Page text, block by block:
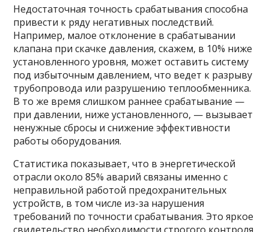
Недостаточная точность срабатывания способна
привести к ряду негативных последствий.
Например, малое отклонение в срабатывании
клапана при скачке давления, скажем, в 10% ниже
установленного уровня, может оставить систему
под избыточным давлением, что ведет к разрыву
трубопровода или разрушению теплообменника.
В то же время слишком раннее срабатывание —
при давлении, ниже установленного, — вызывает
ненужные сбросы и снижение эффективности
работы оборудования.
Статистика показывает, что в энергетической
отрасли около 85% аварий связаны именно с
неправильной работой предохранительных
устройств, в том числе из-за нарушения
требований по точности срабатывания. Это яркое